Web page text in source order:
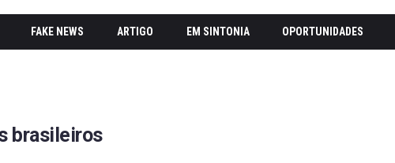
FAKE NEWS ARTIGO EM SINTONIA OPORTUNIDADES
brasileiros